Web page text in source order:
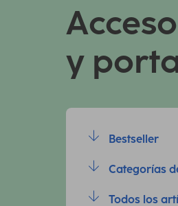
y
Bestseller
Categorías
Todos los